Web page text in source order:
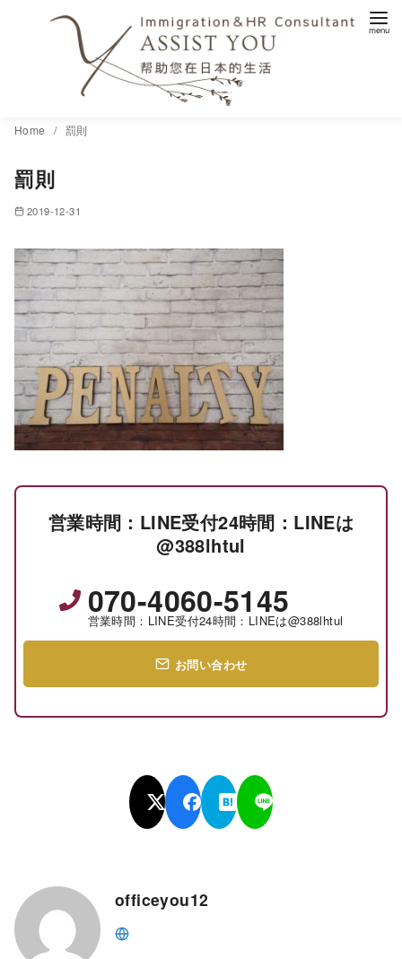
Home 罰則
罰則
2019-12-31
営業時間：LINE受付24時間：LINEは
@388lhtul
070-4060-5145
営業時間：LINE受付24時間：LINEは@388lhtul
お問い合わせ
officeyou12